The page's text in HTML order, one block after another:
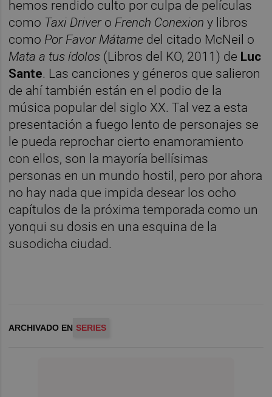
hemos rendido culto por culpa de películas
como Taxi Drivero French Conexion y libros
como Por Favor Mátame del citado McNeil o
Mata a tus ídolos (Libros del KO, 2011) de Luc
Sante. Las canciones y géneros que salieron
de ahí también están en el podio de la
música popular del siglo XX. Tal vez a esta
presentación a fuego lento de personajes se
le pueda reprochar cierto enamoramiento
con ellos, son la mayoría bellísimas
personas en un mundo hostil, pero por ahora
no hay nada que impida desear los ocho
capítulos de la próxima temporada como un
yonqui su dosis en una esquina de la
susodicha ciudad.
ARCHIVADO EN SERIES